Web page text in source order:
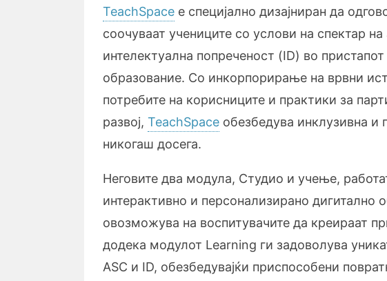
TeachSpace е специјално дизајниран да
соочуваат учениците со услови на спектар
интелектуална попреченост (ID) во
образование. Со инкорпорирање на врвни
потребите на корисниците и практики за
развој, TeachSpace обезбедува инклузивна и
никогаш досега.
Неговите два модула, Студио и учење,
интерактивно и персонализирано
овозможува на воспитувачите да креираат
додека модулот Learning ги задоволува
ASC и ID, обезбедувајќи приспособени